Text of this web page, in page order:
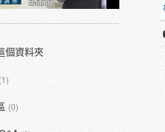
個資料夾
(1)
(0)